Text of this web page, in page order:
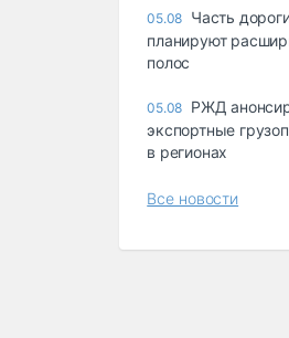
05.08 Часть
планируют
полос
05.08 РЖД
экспортные
в регионах
Все новости